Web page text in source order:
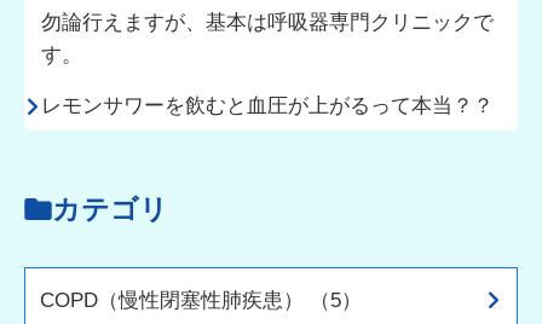
勿論行えますが、基本は呼吸器専門クリニックで
す。
レモンサワーを飲むと血圧が上がるって本当？？
カテゴリ
COPD（慢性閉塞性肺疾患） （5）